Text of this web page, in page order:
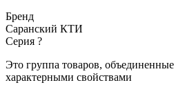
Бренд
Саранский КТИ
Серия ?
Это группа товаров,
характерными свойствами